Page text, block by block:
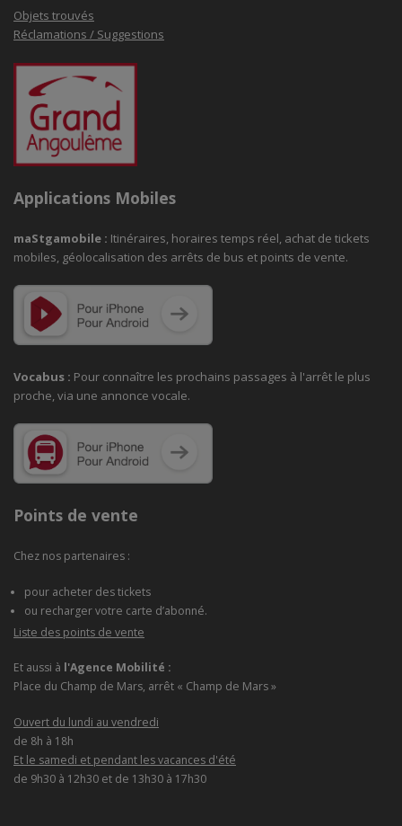
Objets trouvés
Réclamations / Suggestions
Applications Mobiles
maStgamobile : Itinéraires, horaires temps réel, achat de tickets
mobiles, géolocalisation des arrêts de bus et points de vente.
Vocabus : Pour connaître les prochains passages à l'arrêt le plus
proche, via une annonce vocale.
Points de vente
Chez nos partenaires :
pour acheter des tickets
ou recharger votre carte d’abonné.
Liste des points de vente
Et aussi à l'Agence Mobilité :
Place du Champ de Mars, arrêt « Champ de Mars »
Ouvert du lundi au vendredi
de 8h à 18h
Et le samedi et pendant les vacances d'été
de 9h30 à 12h30 et de 13h30 à 17h30